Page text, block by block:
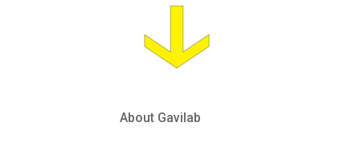
About Gavilab